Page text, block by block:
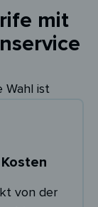
mit
Wahl ist
von der